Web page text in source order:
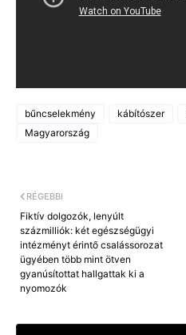
bűncselekmény kábítószer
Magyarország
RÉGEBBI
Fiktív dolgozók, lenyúlt
százmilliók: két egészségügyi
intézményt érintő csalássorozat
ügyében több mint ötven
gyanúsítottat hallgattak ki a
nyomozók